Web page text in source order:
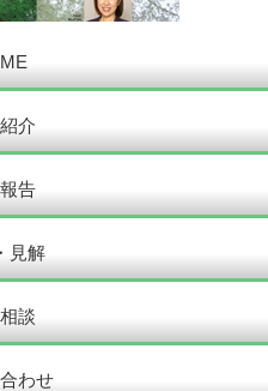
介
告
見解
談
わせ